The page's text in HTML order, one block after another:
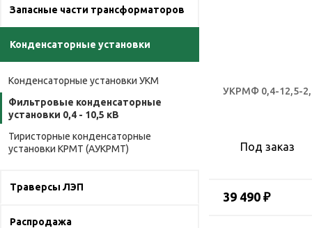
Запасные части трансформаторов
Конденсаторные установки
Конденсаторные установки УКМ
Фильтровые конденсаторные
установки 0,4 - 10,5 кВ
Тиристорные конденсаторные
установки КРМТ (АУКРМТ)
Траверсы ЛЭП
Распродажа
УКРМФ 0,4-12,5-
Под заказ
39 490 ₽